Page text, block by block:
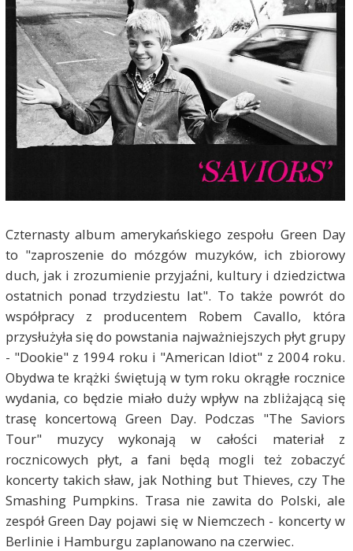
Czternasty album amerykańskiego zespołu Green Day
to "zaproszenie do mózgów muzyków, ich zbiorowy
duch, jak i zrozumienie przyjaźni, kultury i dziedzictwa
ostatnich ponad trzydziestu lat". To także powrót do
współpracy z producentem Robem Cavallo, która
przysłużyła się do powstania najważniejszych płyt grupy
- "Dookie" z 1994 roku i "American Idiot" z 2004 roku.
Obydwa te krążki świętują w tym roku okrągłe rocznice
wydania, co będzie miało duży wpływ na zbliżającą się
trasę koncertową Green Day. Podczas "The Saviors
Tour" muzycy wykonają w całości materiał z
rocznicowych płyt, a fani będą mogli też zobaczyć
koncerty takich sław, jak Nothing but Thieves, czy The
Smashing Pumpkins. Trasa nie zawita do Polski, ale
zespół Green Day pojawi się w Niemczech - koncerty w
Berlinie i Hamburgu zaplanowano na czerwiec.